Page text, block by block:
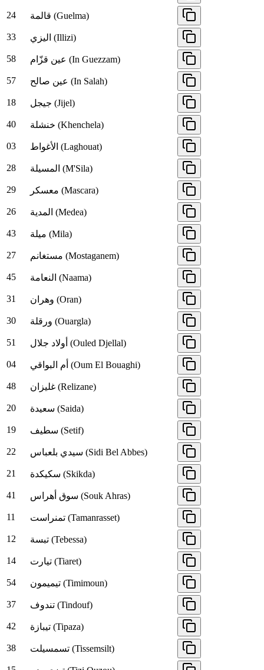
24 قالمة (Guelma)
33 اليزي (Illizi)
58 عين قزّام (In Guezzam)
57 عين صالح (In Salah)
18 جيجل (Jijel)
40 خنشلة (Khenchela)
03 الأغواط (Laghouat)
28 المسيلة (M'Sila)
29 معسكر (Mascara)
26 المدية (Medea)
43 ميلة (Mila)
27 مستغانم (Mostaganem)
45 النعامة (Naama)
31 وهران (Oran)
30 ورقلة (Ouargla)
51 أولاد جلال (Ouled Djellal)
04 أم البواقي (Oum El Bouaghi)
48 غليزان (Relizane)
20 سعيدة (Saida)
19 سطيف (Setif)
22 سيدي بلعباس (Sidi Bel Abbes)
21 سكيكدة (Skikda)
41 سوق أهراس (Souk Ahras)
11 تمنراست (Tamanrasset)
12 تبسة (Tebessa)
14 تيارت (Tiaret)
54 تيميمون (Timimoun)
37 تندوف (Tindouf)
42 تيبازة (Tipaza)
38 تسمسيلت (Tissemsilt)